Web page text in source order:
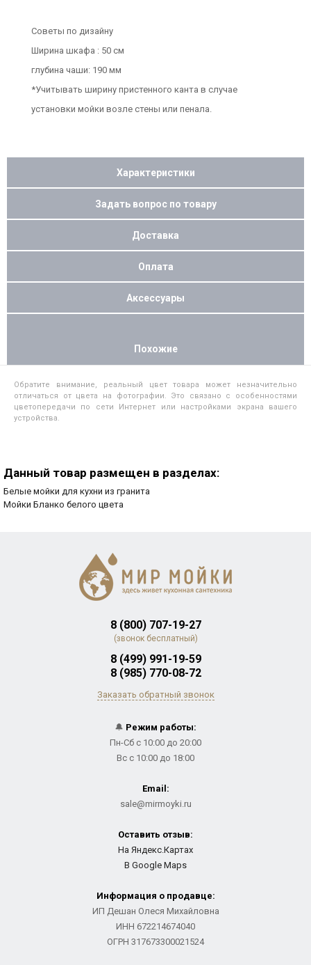
Советы по дизайну
Ширина шкафа : 50 см
глубина чаши: 190 мм
*Учитывать ширину пристенного канта в случае
установки мойки возле стены или пенала.
Характеристики
Задать вопрос по товару
Доставка
Оплата
Аксессуары
Похожие
Обратите внимание, реальный цвет товара может незначительно
отличаться от цвета на фотографии. Это связано с особенностями
цветопередачи по сети Интернет или настройками экрана вашего
устройства.
Данный товар размещен в разделах:
Белые мойки для кухни из гранита
Мойки Бланко белого цвета
8 (800) 707-19-27
(звонок бесплатный)
8 (499) 991-19-59
8 (985) 770-08-72
Заказать обратный звонок
🔔 Режим работы:
Пн-Сб с 10:00 до 20:00
Вс с 10:00 до 18:00
Email:
sale@mirmoyki.ru
Оставить отзыв:
На Яндекс.Картах
В Google Maps
Информация о продавце:
ИП Дешан Олеся Михайловна
ИНН 672214674040
ОГРН 317673300021524